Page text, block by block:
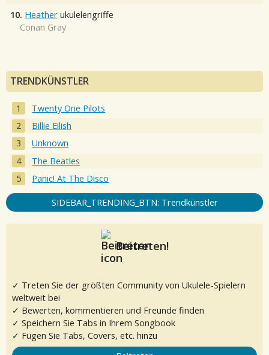
10. Heather ukulelengriffe
Conan Gray
TRENDKÜNSTLER
Twenty One Pilots
Billie Eilish
Unknown
The Beatles
Panic! At The Disco
SIDEBAR_TRENDING_BTN: Trendkünstler
Beitreten!
✓ Treten Sie der größten Community von Ukulele-Spielern
weltweit bei
✓ Bewerten, kommentieren und Freunde finden
✓ Speichern Sie Tabs in Ihrem Songbook
✓ Fügen Sie Tabs, Covers, etc. hinzu